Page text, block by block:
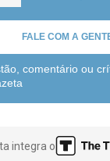
FALE COM A
comentário ou
integra o